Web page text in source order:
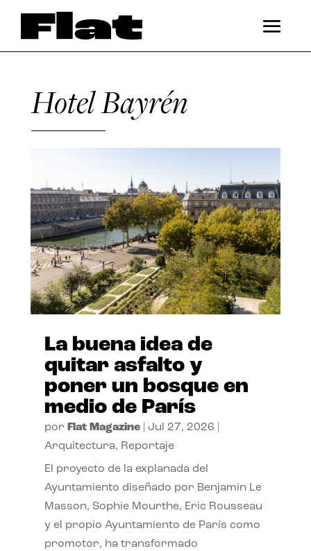
Hotel Bayrén
La buena idea de
quitar asfalto y
poner un bosque en
medio de París
por Flat Magazine| Jul 27, 2026
Arquitectura, Reportaje
El proyecto de la explanada del
Ayuntamiento diseñado por Benjamin Le
Masson, Sophie Mourthe, Eric Rousseau
y el propio Ayuntamiento de París como
promotor, ha transformado